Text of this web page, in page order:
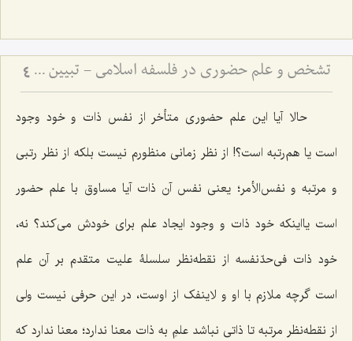
تشخص و علم حضوری در فلسفه اسلامی - تبیین جایگاه علم حضوری در احاطه بر هستی 4
حالا آیا این علم حضوری متأخر از نفس ذات و خود وجود
است یا هم‌رتبه است؟! از نظر زمانی منظورم نیست بلکه از نظر رتبی
و مرتبه و نفس‌الأمر؛ یعنی نفس آن ذات آیا مساوق با علم حضور
است یااینکه خود ذات و وجود ایجاد علم برای خودش می‌کند؟ نه،
خود ذات فی‌حدّنفسه از نقطه‌نظر سلسلۀ علیت متقدم بر آن علم
است گرچه ملازم با او و لاینفک از اوست، در این حرفی نیست ولی
از نقطه‌نظر مرتبه تا ذاتی نباشد علمِ به ذات معنا ندارد؛ معنا ندارد که